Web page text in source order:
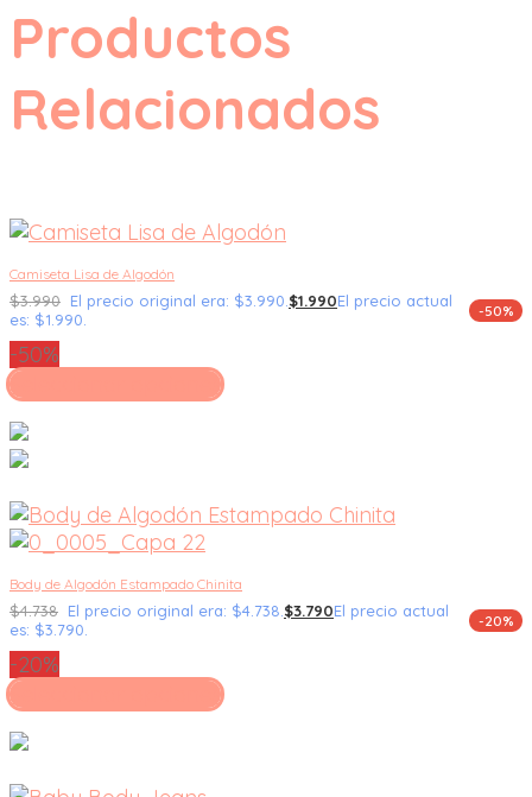
Productos
Relacionados
Camiseta Lisa de Algodón
$3.990 El precio original era: $3.990. $1.990El precio actual
es: $1.990.
-50%
-50%
Seleccionar opciones
Body de Algodón Estampado Chinita
$4.738 El precio original era: $4.738. $3.790El precio actual
es: $3.790.
-20%
-20%
Seleccionar opciones